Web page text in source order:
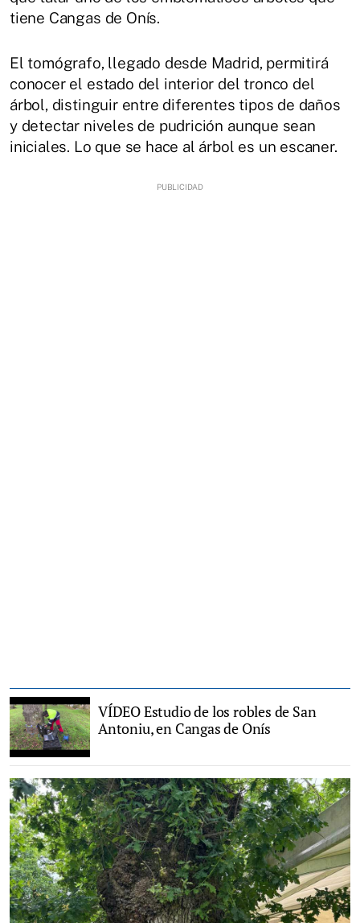
tiene Cangas de Onís.
El tomógrafo, llegado desde Madrid, permitirá
conocer el estado del interior del tronco del
árbol, distinguir entre diferentes tipos de daños
y detectar niveles de pudrición aunque sean
iniciales. Lo que se hace al árbol es un escaner.
VÍDEO Estudio de los robles de San
Antoniu, en Cangas de Onís